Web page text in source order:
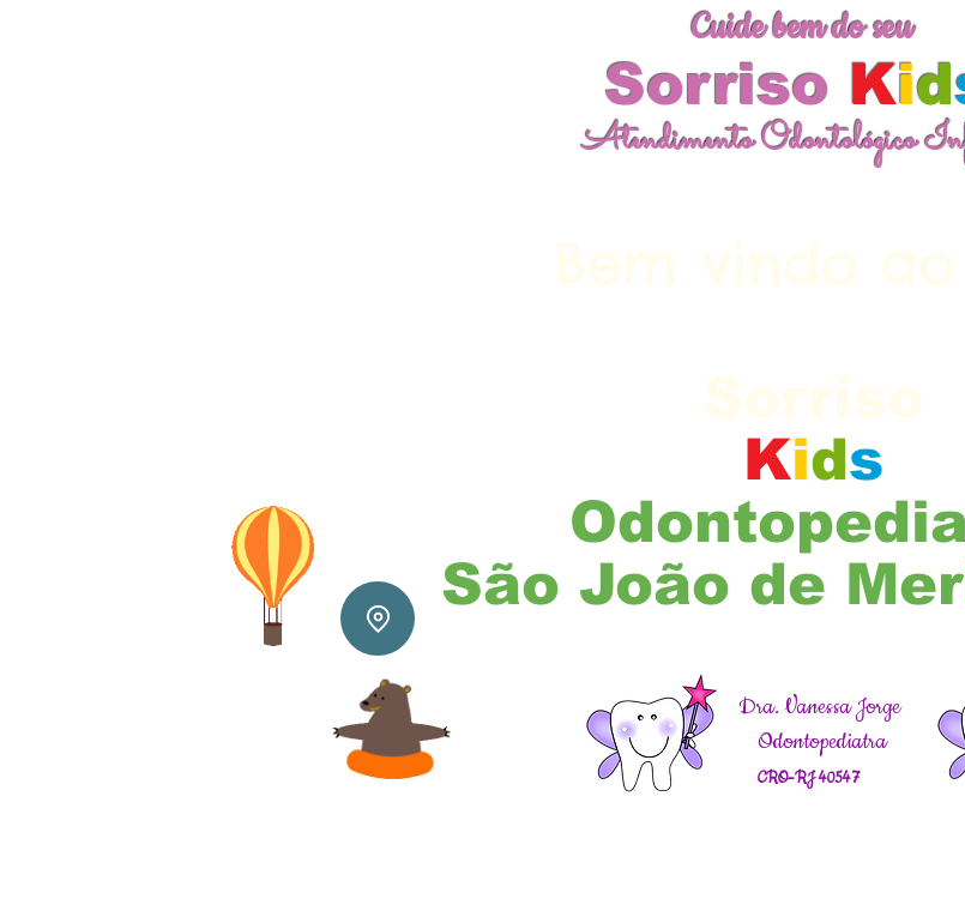
Cuide bem do seu
Sorriso Kid
Atendimento Odontológico
Kids
São João de
Dra. Vanessa Jorge
Odontopediatra
CRO-RJ 40547